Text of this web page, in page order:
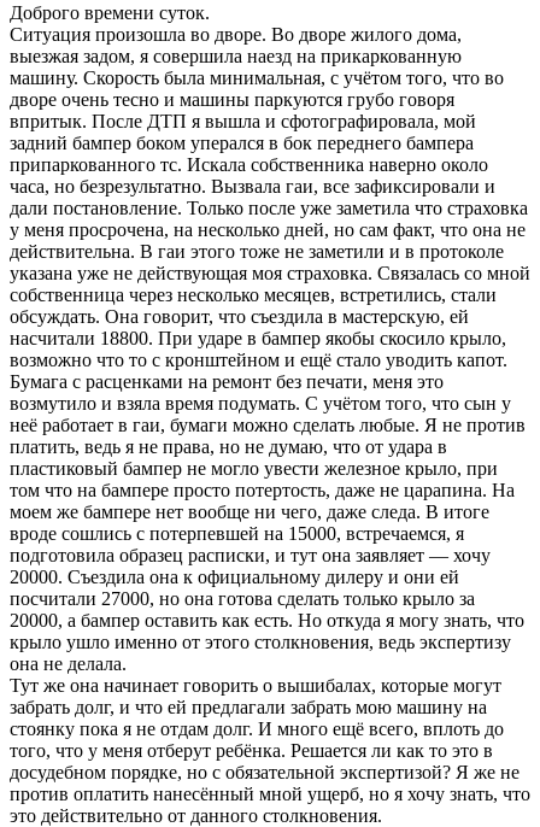
Доброго времени суток.
Ситуация произошла во дворе. Во дворе жилого дома,
выезжая задом, я совершила наезд на прикаркованную
машину. Скорость была минимальная, с учётом того, что во
дворе очень тесно и машины паркуются грубо говоря
впритык. После ДТП я вышла и сфотографировала, мой
задний бампер боком уперался в бок переднего бампера
припаркованного тс. Искала собственника наверно около
часа, но безрезультатно. Вызвала гаи, все зафиксировали и
дали постановление. Только после уже заметила что страховка
у меня просрочена, на несколько дней, но сам факт, что она не
действительна. В гаи этого тоже не заметили и в протоколе
указана уже не действующая моя страховка. Связалась со мной
собственница через несколько месяцев, встретились, стали
обсуждать. Она говорит, что съездила в мастерскую, ей
насчитали 18800. При ударе в бампер якобы скосило крыло,
возможно что то с кронштейном и ещё стало уводить капот.
Бумага с расценками на ремонт без печати, меня это
возмутило и взяла время подумать. С учётом того, что сын у
неё работает в гаи, бумаги можно сделать любые. Я не против
платить, ведь я не права, но не думаю, что от удара в
пластиковый бампер не могло увести железное крыло, при
том что на бампере просто потертость, даже не царапина. На
моем же бампере нет вообще ни чего, даже следа. В итоге
вроде сошлись с потерпевшей на 15000, встречаемся, я
подготовила образец расписки, и тут она заявляет — хочу
20000. Съездила она к официальному дилеру и они ей
посчитали 27000, но она готова сделать только крыло за
20000, а бампер оставить как есть. Но откуда я могу знать, что
крыло ушло именно от этого столкновения, ведь экспертизу
она не делала.
Тут же она начинает говорить о вышибалах, которые могут
забрать долг, и что ей предлагали забрать мою машину на
стоянку пока я не отдам долг. И много ещё всего, вплоть до
того, что у меня отберут ребёнка. Решается ли как то это в
досудебном порядке, но с обязательной экспертизой? Я же не
против оплатить нанесённый мной ущерб, но я хочу знать, что
это действительно от данного столкновения.